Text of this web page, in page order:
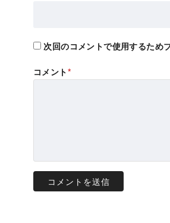
次回のコメントで使用するため
コメント*